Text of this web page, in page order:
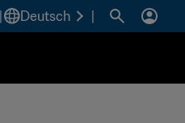
Deutsch